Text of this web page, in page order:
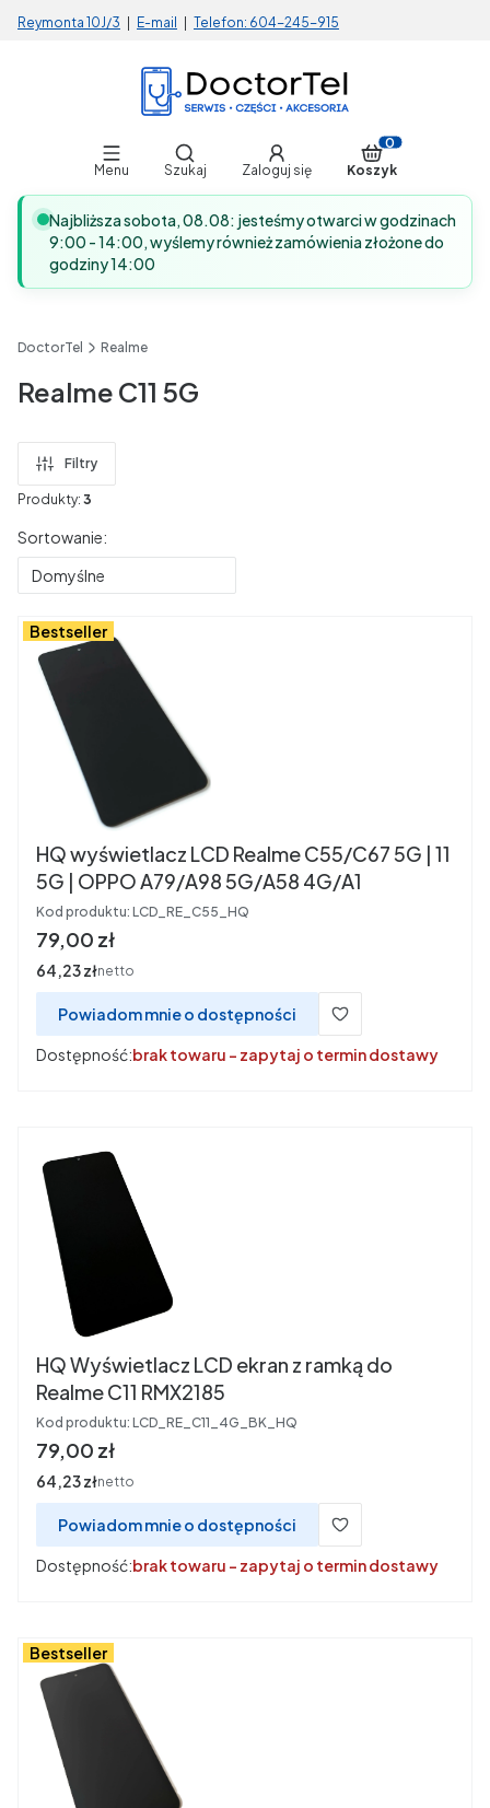
Reymonta 10J/3 E-mail Telefon: 604-245-915
Menu
Otwórz wyszukiwarkę
Szukaj Zaloguj się
Produkty w
Koszyk
Najbliższa sobota, 08.08: jesteśmy otwarci w godzinach
9:00 - 14:00, wyślemy również zamówienia złożone do
godziny 14:00
DoctorTel Realme
Realme C11 5G
Filtry
Produkty: 3
Lista produktów
Sortowanie:
Domyślne
Bestseller
HQ wyświetlacz LCD Realme C55/C67 5G | 11
5G | OPPO A79/A98 5G/A58 4G/A1
Kod produktu: LCD_RE_C55_HQ
Cena
79,00 zł
Cena
64,23 złnetto
Powiadom mnie o dostępności
Dostępność:brak towaru - zapytaj o termin dostawy
HQ Wyświetlacz LCD ekran z ramką do
Realme C11 RMX2185
Kod produktu: LCD_RE_C11_4G_BK_HQ
Cena
79,00 zł
Cena
64,23 złnetto
Powiadom mnie o dostępności
Dostępność:brak towaru - zapytaj o termin dostawy
Bestseller